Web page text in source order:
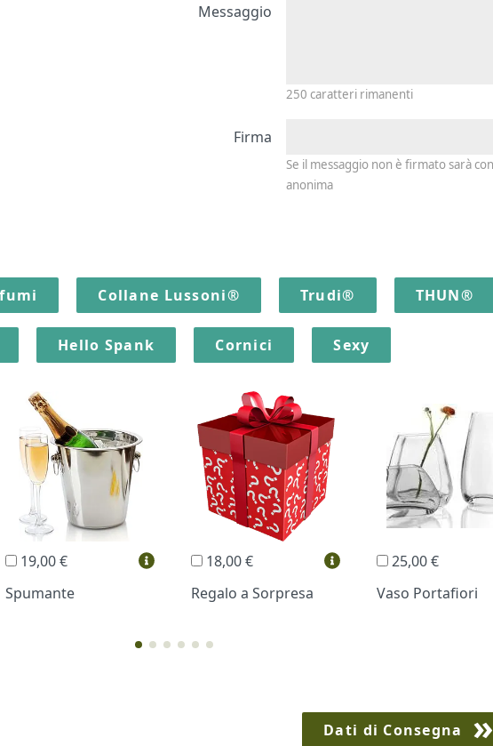
Messaggio
250 caratteri rimanenti
Firma
Se il messaggio non è firmato sarà
anonima
Collane Lussoni® Trudi® THUN®
Hello Spank Cornici Sexy
19,00 €
Spumante
18,00 €
Regalo a Sorpresa
25,00 €
Vaso Portafiori
Dati di Consegna